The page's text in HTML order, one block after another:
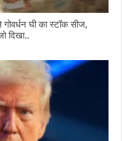
घी का स्टॉक सीज,
दिखा..